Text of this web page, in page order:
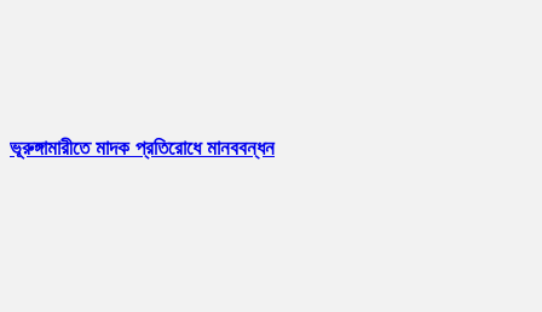
ভূরুঙ্গামারীতে মাদক প্রতিরোধে মানববন্ধন